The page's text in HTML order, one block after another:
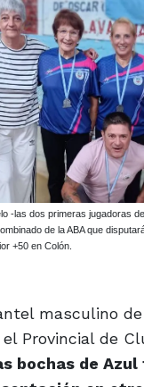
-las dos primeras jugadoras
de la ABA que
+50 en Colón.
masculino de
Provincial de
bochas de Azul